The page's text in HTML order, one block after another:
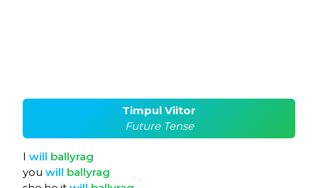
Timpul Viitor
Future Tense
I will ballyrag
you will ballyrag